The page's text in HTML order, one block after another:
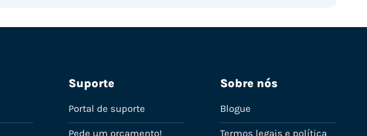
Suporte
Portal de suporte
Pede um orçamento!
Sobre nós
Blogue
Termos legais e política